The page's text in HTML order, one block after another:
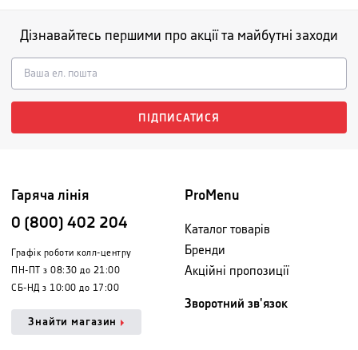
Дізнавайтесь першими про акції та майбутні заходи
ПІДПИСАТИСЯ
Гаряча лінія
0 (800) 402 204
Графік роботи колл-центру
ПН-ПТ з 08:30 до 21:00
СБ-НД з 10:00 до 17:00
Знайти магазин
ProMenu
Каталог товарів
Бренди
Акційні пропозиції
Зворотний зв'язок